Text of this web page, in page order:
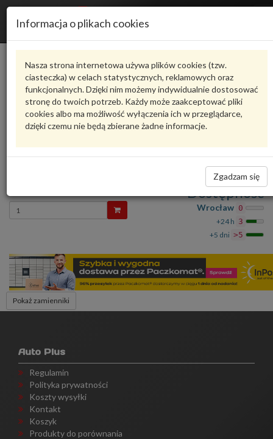
Informacja o plikach cookies
Nasza strona internetowa używa plików cookies (tzw.
ciasteczka) w celach statystycznych, reklamowych oraz
funkcjonalnych. Dzięki nim możemy indywidualnie dostosować
stronę do twoich potrzeb. Każdy może zaakceptować pliki
cookies albo ma możliwość wyłączenia ich w przeglądarce,
dzięki czemu nie będą zbierane żadne informacje.
Zgadzam się
Karta produktu
6R0945106CVAG
VAG - produkt oryginalny VW AUDI SEAT SKODA
|WIATE KO 6R0945106C VAG
Wprowadź
ilość
Dostępność
Wrocław 0
+24 h 3
+5 dni >5
Pokaż zamienniki
Auto Plus
Regulamin
Polityka prywatności
Koszty wysyłki
Kontakt
Koszyk
Produkty do porównania